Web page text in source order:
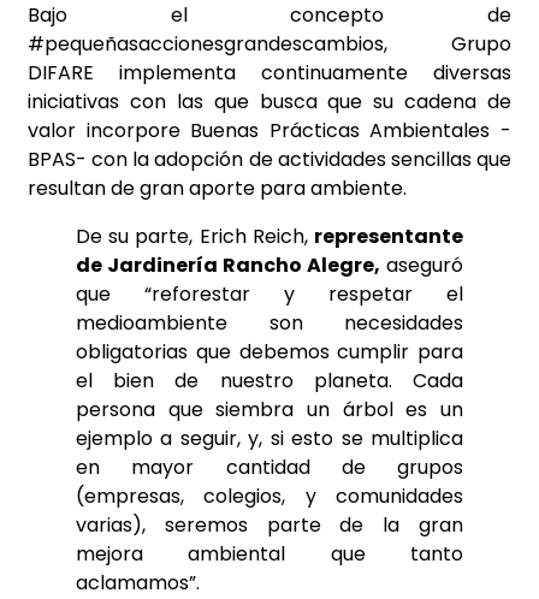
Bajo el concepto de
#pequeñasaccionesgrandescambios, Grupo
DIFARE implementa continuamente diversas
iniciativas con las que busca que su cadena de
valor incorpore Buenas Prácticas Ambientales -
BPAS- con la adopción de actividades sencillas que
resultan de gran aporte para ambiente.
De su parte, Erich Reich, representante
de Jardinería Rancho Alegre, aseguró
que “reforestar y respetar el
medioambiente son necesidades
obligatorias que debemos cumplir para
el bien de nuestro planeta. Cada
persona que siembra un árbol es un
ejemplo a seguir, y, si esto se multiplica
en mayor cantidad de grupos
(empresas, colegios, y comunidades
varias), seremos parte de la gran
mejora ambiental que tanto
aclamamos”.